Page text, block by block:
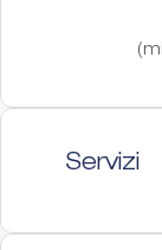
Servizi